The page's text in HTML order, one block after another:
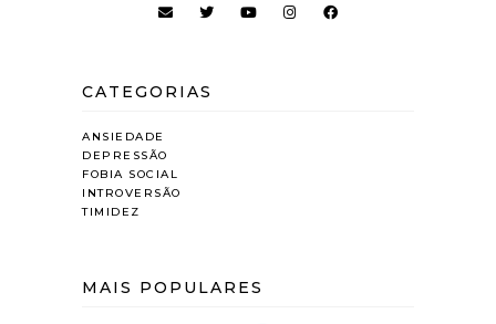
CATEGORIAS
ANSIEDADE
DEPRESSÃO
FOBIA SOCIAL
INTROVERSÃO
TIMIDEZ
MAIS POPULARES